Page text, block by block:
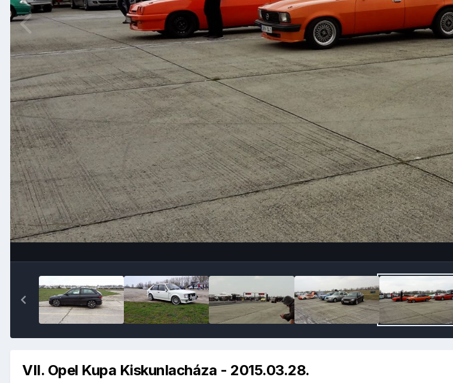
VII. Opel Kupa Kiskunlacháza - 2015.03.28.